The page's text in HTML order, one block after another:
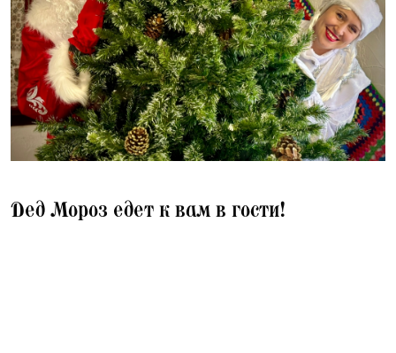
Дед Мороз едет к вам в гости!